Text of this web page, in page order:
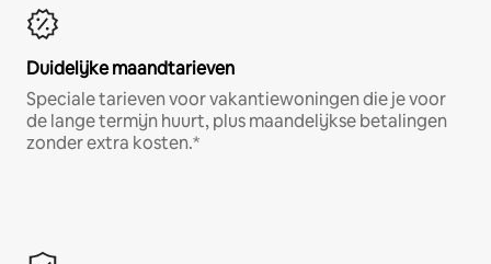
Duidelijke maandtarieven
Speciale tarieven voor vakantiewoningen die je voor
de lange termijn huurt, plus maandelijkse betalingen
zonder extra kosten.*